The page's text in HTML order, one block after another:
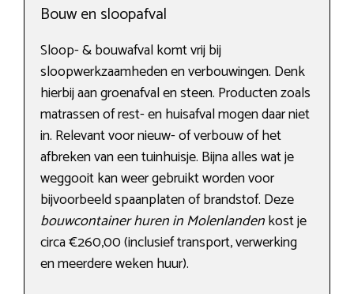
Bouw en sloopafval
Sloop- & bouwafval komt vrij bij
sloopwerkzaamheden en verbouwingen. Denk
hierbij aan groenafval en steen. Producten zoals
matrassen of rest- en huisafval mogen daar niet
in. Relevant voor nieuw- of verbouw of het
afbreken van een tuinhuisje. Bijna alles wat je
weggooit kan weer gebruikt worden voor
bijvoorbeeld spaanplaten of brandstof. Deze
bouwcontainer huren in Molenlandenkost je
circa €260,00 (inclusief transport, verwerking
en meerdere weken huur).